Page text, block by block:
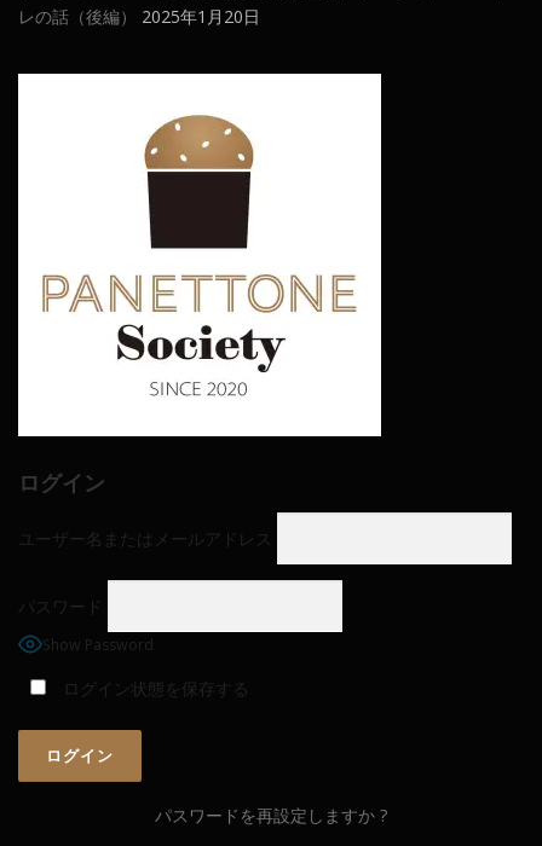
レの話（後編）
2025年1月20日
ログイン
ユーザー名またはメールアドレス
パスワード
Show Password
ログイン状態を保存する
パスワードを再設定しますか ?